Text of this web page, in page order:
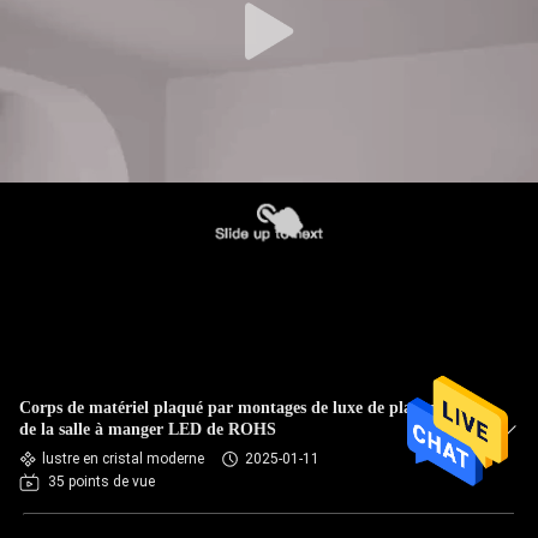
Corps de matériel plaqué par montages de luxe de plafonniers
de la salle à manger LED de ROHS
lustre en cristal moderne
2025-01-11
35 points de vue